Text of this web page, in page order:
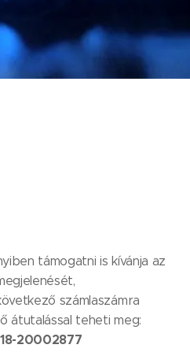
támogatni is kívánja az
számlaszámra
átutalással teheti meg:
20002877